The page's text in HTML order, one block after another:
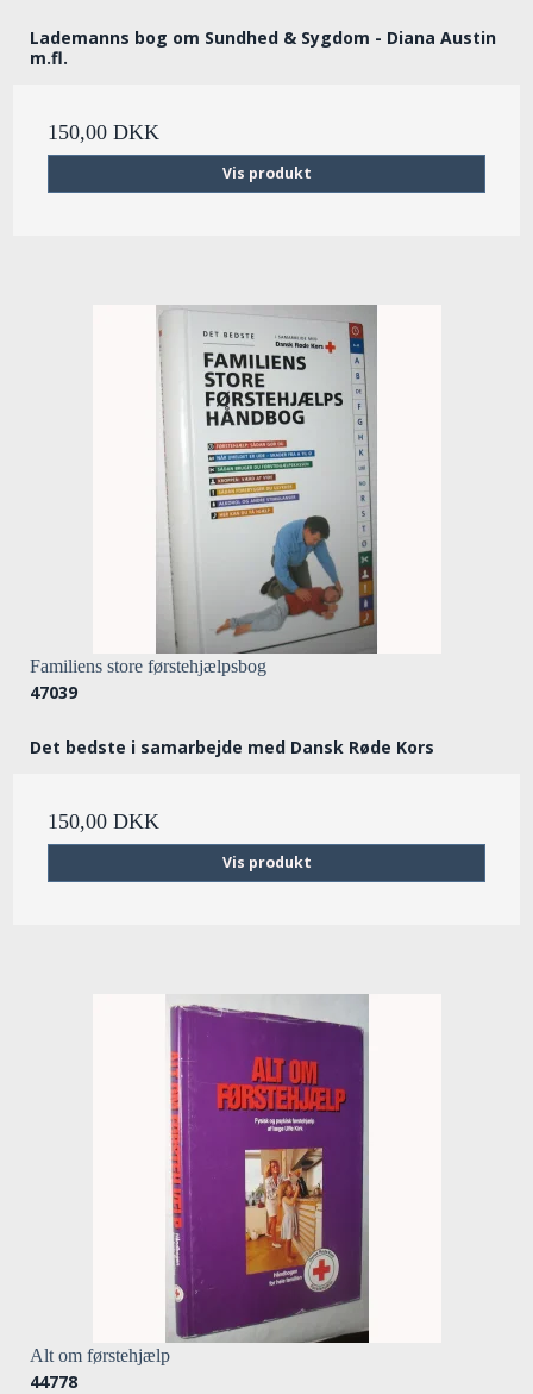
Lademanns bog om Sundhed & Sygdom - Diana Austin
m.fl.
150,00 DKK
Vis produkt
Familiens store førstehjælpsbog
47039
Det bedste i samarbejde med Dansk Røde Kors
150,00 DKK
Vis produkt
Alt om førstehjælp
44778